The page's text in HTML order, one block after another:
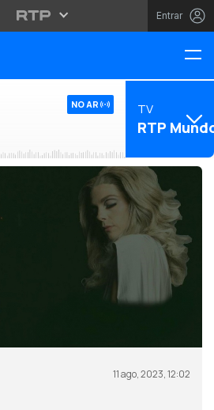
Entrar
NO AR TV
RTP
11 ago, 2023, 12:02